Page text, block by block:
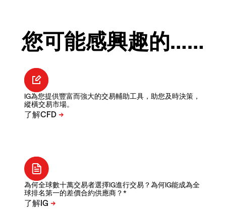
您可能感興趣的……
IG為您提供豐富而強大的交易輔助工具，助您及時決策，
縱橫交易市場。
為何全球數十萬交易者選擇IG進行交易？為何IG能成為全
球排名第一的差價合約供應商？*